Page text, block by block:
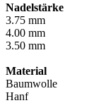
Nadelstärke
3.75 mm
4.00 mm
3.50 mm
Material
Baumwolle
Hanf